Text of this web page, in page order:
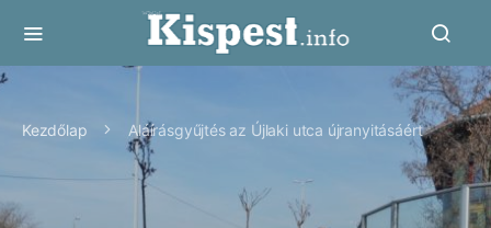
Kezdőlap Aláírásgyűjtés az Újlaki utca újranyitásáért